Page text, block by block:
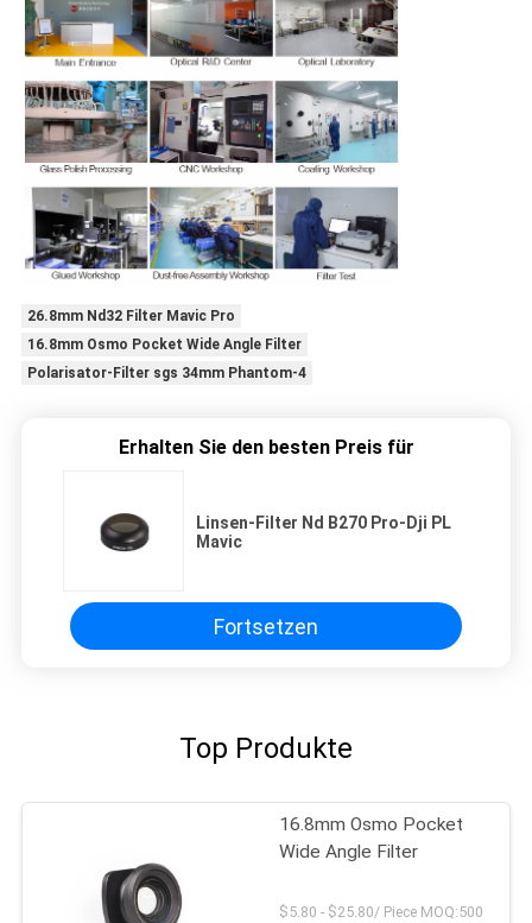
26.8mm Nd32 Filter Mavic Pro
16.8mm Osmo Pocket Wide Angle Filter
Polarisator-Filter sgs 34mm Phantom-4
Erhalten Sie den besten Preis für
Linsen-Filter Nd B270 Pro-Dji PL
Mavic
Fortsetzen
Top Produkte
16.8mm Osmo Pocket
Wide Angle Filter
$5.80 - $25.80/ Piece MOQ:500